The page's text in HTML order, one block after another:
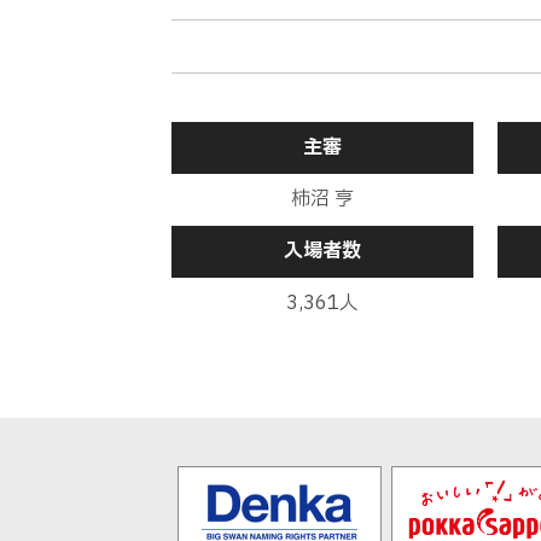
後半14分
後半13分
主審
柿沼 亨
入場者数
3,361人